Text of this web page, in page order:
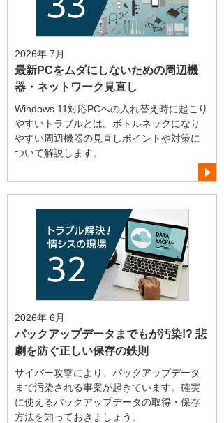
2026年 7月
最新PCをムダにしないための周辺機
器・ネットワーク見直し
Windows 11対応PCへの入れ替え時に起こり
やすいトラブルとは。ボトルネックになり
やすい周辺機器の見直しポイントや対策に
ついて解説します。
2026年 6月
バックアップデータまでもが汚染!? 悲
劇を防ぐ正しい保存の鉄則
サイバー攻撃により、バックアップデータ
まで汚染される事案が起きています。確実
に使えるバックアップデータの取得・保存
方法を知っておきましょう。